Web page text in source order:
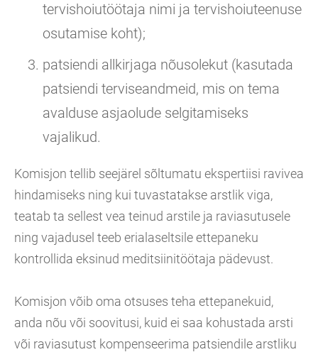
tervishoiutöötaja nimi ja tervishoiuteenuse
osutamise koht);
patsiendi allkirjaga nõusolekut (kasutada
patsiendi terviseandmeid, mis on tema
avalduse asjaolude selgitamiseks
vajalikud.
Komisjon tellib seejärel sõltumatu ekspertiisi ravivea
hindamiseks ning kui tuvastatakse arstlik viga,
teatab ta sellest vea teinud arstile ja raviasutusele
ning vajadusel teeb erialaseltsile ettepaneku
kontrollida eksinud meditsiinitöötaja pädevust.
Komisjon võib oma otsuses teha ettepanekuid,
anda nõu või soovitusi, kuid ei saa kohustada arsti
või raviasutust kompenseerima patsiendile arstliku